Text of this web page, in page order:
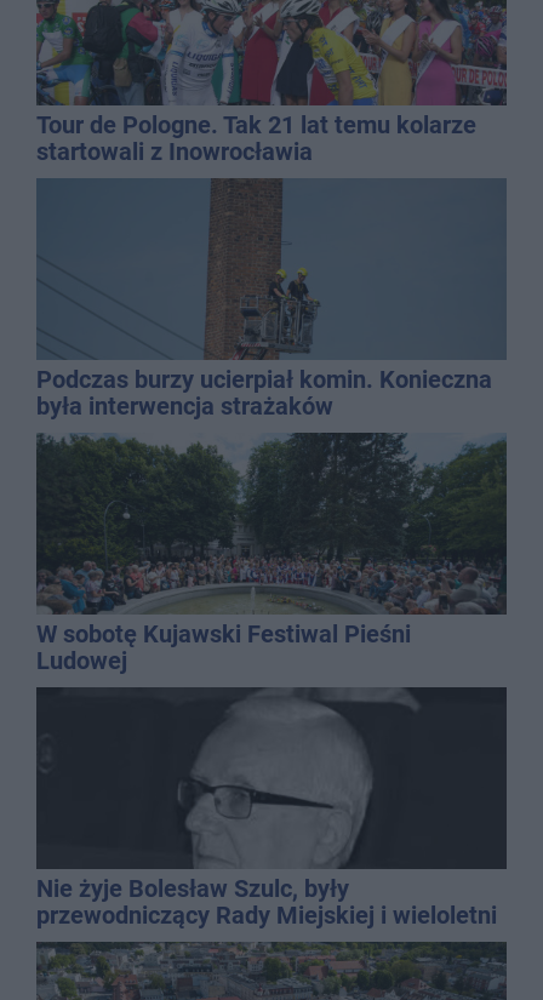
Tour de Pologne. Tak 21 lat temu kolarze
startowali z Inowrocławia
Podczas burzy ucierpiał komin. Konieczna
była interwencja strażaków
W sobotę Kujawski Festiwal Pieśni
Ludowej
Nie żyje Bolesław Szulc, były
przewodniczący Rady Miejskiej i wieloletni
dyrektor SP 14